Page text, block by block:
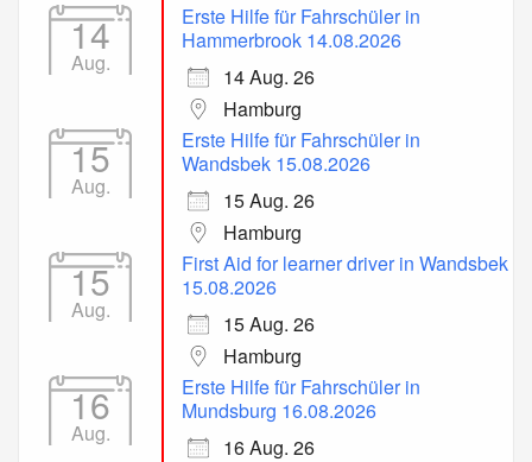
14
Aug.
Erste Hilfe für Fahrschüler in
Hammerbrook 14.08.2026
14 Aug. 26
Hamburg
15
Aug.
Erste Hilfe für Fahrschüler in
Wandsbek 15.08.2026
15 Aug. 26
Hamburg
15
Aug.
First Aid for learner driver in Wandsbek
15.08.2026
15 Aug. 26
Hamburg
16
Aug.
Erste Hilfe für Fahrschüler in
Mundsburg 16.08.2026
16 Aug. 26